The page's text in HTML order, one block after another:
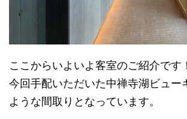
ここからいよいよ客室のご紹介です！
今回手配いただいた中禅寺湖ビュー
ような間取りとなっています。